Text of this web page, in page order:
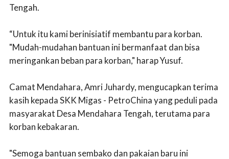
Tengah.
“Untuk itu kami berinisiatif membantu para korban.
"Mudah-mudahan bantuan ini bermanfaat dan bisa
meringankan beban para korban," harap Yusuf.
Camat Mendahara, Amri Juhardy, mengucapkan terima
kasih kepada SKK Migas - PetroChina yang peduli pada
masyarakat Desa Mendahara Tengah, terutama para
korban kebakaran.
"Semoga bantuan sembako dan pakaian baru ini